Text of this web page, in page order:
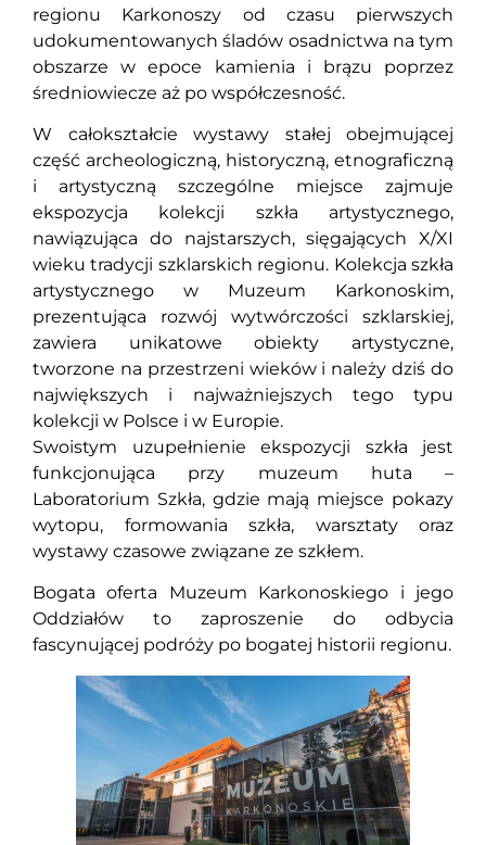
regionu Karkonoszy od czasu pierwszych
udokumentowanych śladów osadnictwa na tym
obszarze w epoce kamienia i brązu poprzez
średniowiecze aż po współczesność.
W całokształcie wystawy stałej obejmującej
część archeologiczną, historyczną, etnograficzną
i artystyczną szczególne miejsce zajmuje
ekspozycja kolekcji szkła artystycznego,
nawiązująca do najstarszych, sięgających X/XI
wieku tradycji szklarskich regionu. Kolekcja szkła
artystycznego w Muzeum Karkonoskim,
prezentująca rozwój wytwórczości szklarskiej,
zawiera unikatowe obiekty artystyczne,
tworzone na przestrzeni wieków i należy dziś do
największych i najważniejszych tego typu
kolekcji w Polsce i w Europie.
Swoistym uzupełnienie ekspozycji szkła jest
funkcjonująca przy muzeum huta –
Laboratorium Szkła, gdzie mają miejsce pokazy
wytopu, formowania szkła, warsztaty oraz
wystawy czasowe związane ze szkłem.
Bogata oferta Muzeum Karkonoskiego i jego
Oddziałów to zaproszenie do odbycia
fascynującej podróży po bogatej historii regionu.